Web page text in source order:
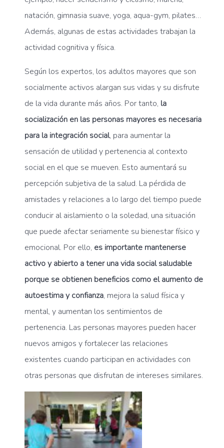
natación, gimnasia suave, yoga, aqua-gym, pilates…
Además, algunas de estas actividades trabajan la
actividad cognitiva y física.
Según los expertos, los adultos mayores que son
socialmente activos alargan sus vidas y su disfrute
de la vida durante más años. Por tanto, la
socialización en las personas mayores es necesaria
para la integración social, para aumentar la
sensación de utilidad y pertenencia al contexto
social en el que se mueven. Esto aumentará su
percepción subjetiva de la salud. La pérdida de
amistades y relaciones a lo largo del tiempo puede
conducir al aislamiento o la soledad, una situación
que puede afectar seriamente su bienestar físico y
emocional. Por ello, es importante mantenerse
activo y abierto a tener una vida social saludable
porque se obtienen beneficios como el aumento de
autoestima y confianza, mejora la salud física y
mental, y aumentan los sentimientos de
pertenencia. Las personas mayores pueden hacer
nuevos amigos y fortalecer las relaciones
existentes cuando participan en actividades con
otras personas que disfrutan de intereses similares.